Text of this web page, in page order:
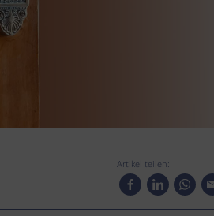
Artikel teilen: